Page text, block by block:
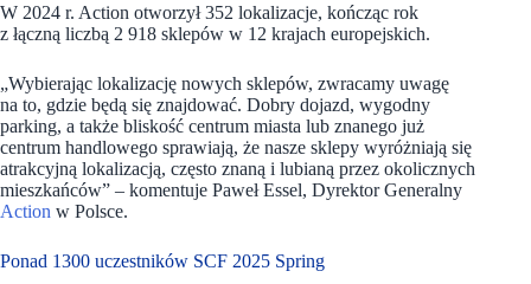
W 2024 r. Action otworzył 352 lokalizacje, kończąc rok
z łączną liczbą 2 918 sklepów w 12 krajach europejskich.
„Wybierając lokalizację nowych sklepów, zwracamy uwagę
na to, gdzie będą się znajdować. Dobry dojazd, wygodny
parking, a także bliskość centrum miasta lub znanego już
centrum handlowego sprawiają, że nasze sklepy wyróżniają się
atrakcyjną lokalizacją, często znaną i lubianą przez okolicznych
mieszkańców” – komentuje Paweł Essel, Dyrektor Generalny
Action w Polsce.
Ponad 1300 uczestników SCF 2025 Spring